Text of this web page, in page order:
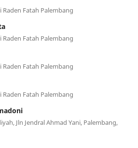
Fatah Palembang
Fatah Palembang
Fatah Palembang
Fatah Palembang
Jln Jendral Ahmad Yani, Palembang,